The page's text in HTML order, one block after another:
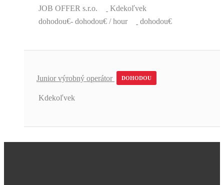
JOB OFFER s.r.o.
Kdekoľvek
dohodou€- dohodou€ / hour
dohodou€
Junior výrobný operátor DOHODOU
Kdekoľvek